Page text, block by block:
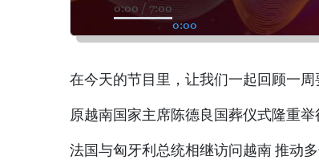
0:00 / 7:00
0:00
在今天的节目里，让我们一起回顾一周
原越南国家主席陈德良国葬仪式隆重举
法国与匈牙利总统相继访问越南 推动